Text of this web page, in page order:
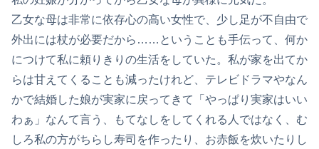
乙女な母は非常に依存心の高い女性で、少し足が不自由で
外出には杖が必要だから……ということも手伝って、何か
につけて私に頼りきりの生活をしていた。私が家を出てか
らは甘えてくることも減ったけれど、テレビドラマやなん
かで結婚した娘が実家に戻ってきて「やっぱり実家はいい
わぁ」なんて言う、もてなしをしてくれる人ではなく、む
しろ私の方がちらし寿司を作ったり、お赤飯を炊いたりし